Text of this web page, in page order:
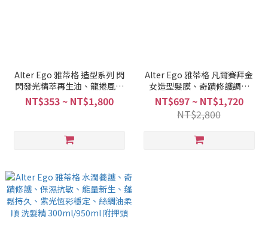
Alter Ego 雅蒂格 造型系列 閃
閃發光精萃再生油、龍捲風強
力膠、冷暴力噴霧塑型定型
液、能量新生水分子
NT$353 ~ NT$1,800
Alter Ego 雅蒂格 凡爾賽拜金
女造型髮膜、奇蹟修護調理
霜、活髮能量滲透乳、紫光恆
彩修護素、煥髮鎖色護髮素
NT$697 ~ NT$1,720
NT$2,800